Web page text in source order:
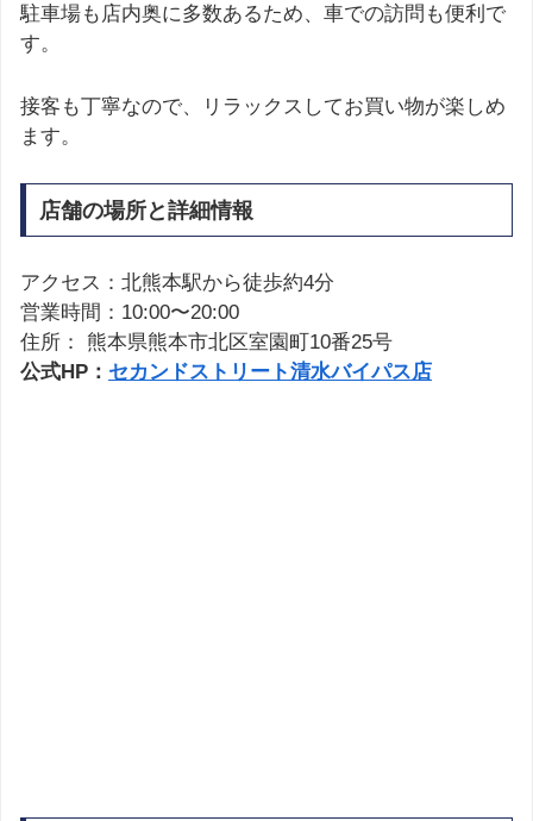
駐車場も店内奥に多数あるため、車での訪問も便利で
す。
接客も丁寧なので、リラックスしてお買い物が楽しめ
ます。
店舗の場所と詳細情報
アクセス：北熊本駅から徒歩約4分
営業時間：10:00〜20:00
住所： 熊本県熊本市北区室園町10番25号
公式HP： セカンドストリート清水バイパス店